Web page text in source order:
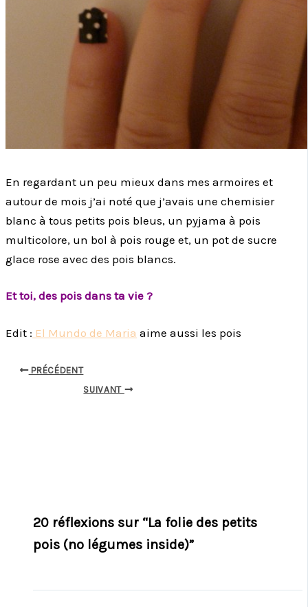
En regardant un peu mieux dans mes armoires et
autour de mois j’ai noté que j’avais une chemisier
blanc à tous petits pois bleus, un pyjama à pois
multicolore, un bol à pois rouge et, un pot de sucre
glace rose avec des pois blancs.
Et toi, des pois dans ta vie ?
Edit : El Mundo de Maria aime aussi les pois
PRÉCÉDENT
SUIVANT
20 réflexions sur “La folie des petits
pois (no légumes inside)”